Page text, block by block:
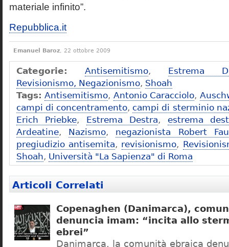
materiale infinito”.
Repubblica.it
Emanuel Baroz, 22 ottobre 2009
Categorie: Antisemitismo, Estrema
Revisionismo, Negazionismo, Shoah
Tags: Antisemitismo, Antonio Caracciolo,
campi di concentramento, campi di sterminio
Erich Priebke, Estrema Destra, estrema
Ardeatine, Nazismo, negazionista Robert
pregiudizio antisemita, revisionismo,
Shoah, Università "La Sapienza" di Roma
Articoli Correlati
Copenaghen (Danimarca),
denuncia imam: “incita allo
ebrei”
Danimarca, la comunità ebraica